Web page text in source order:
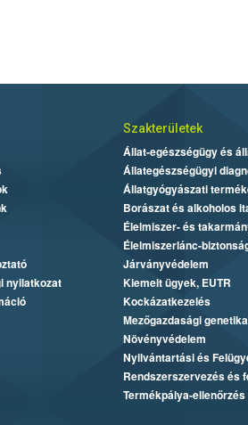
nyilatkozat
Szakterületek
Állat-egészségügy és
Állategészségügyi
Állatgyógyászati
Borászat és alkoholos
Élelmiszer- és
Élelmiszerlánc-
Járványvédelem
Kiemelt ügyek, EUTR
Kockázatkezelés
Mezőgazdasági
Növényvédelem
Nyilvántartási és
Rendszerszervezés és
Termékpálya-ellenőrzés